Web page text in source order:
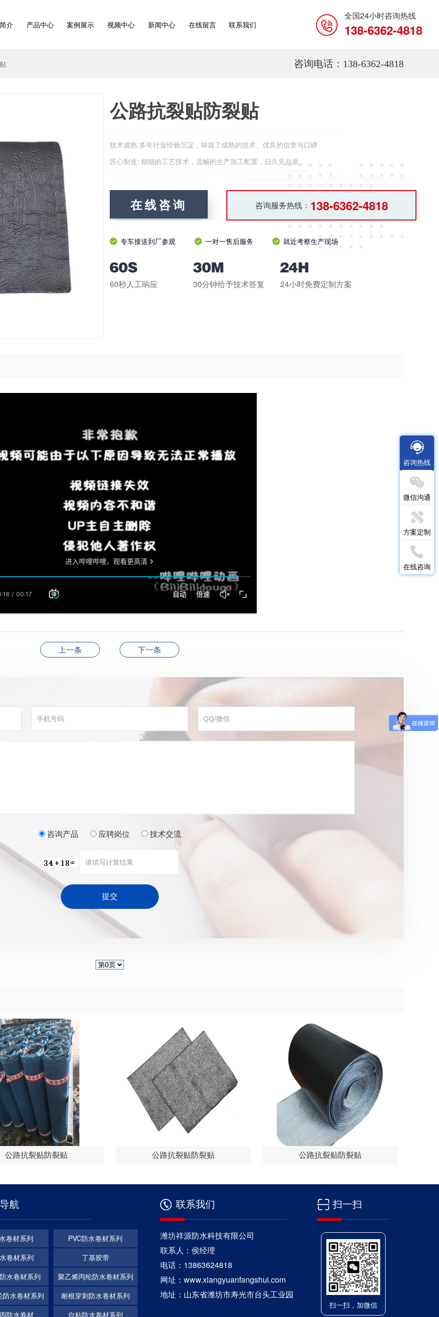
介 产品中心 案例展示 视频中心 新闻中心 在线留言 联系我们
全国24小时咨询热线
138-6362-4818
咨询电话：138-6362-4818
公路抗裂贴防裂贴
技术成熟:多年行业经验沉淀，铸就了成熟的技术、优良的信誉与口碑
匠心制造: 精细的工艺技术，流畅的生产加工配置，日久见品质。
在线咨询 咨询服务热线： 138-6362-4818
专车接送到厂参观 一对一售后服务 就近考察生产现场
60秒人工响应 30分钟给予技术答复 24小时免费定制方案
上一条 下一条
咨询产品 应聘岗位 技术交流
公路抗裂贴防裂贴 公路抗裂贴防裂贴 公路抗裂贴防裂贴
航
卷材系列
PVC防水卷材系列
卷材系列
丁基胶带
水卷材系列
聚乙烯丙纶防水卷材系列
防水卷材系列
耐根穿刺防水卷材系列
防水卷材
自粘防水卷材系列
联系我们
潍坊祥源防水科技有限公司
联系人：侯经理
电话：13863624818
网址：www.xiangyuanfangshui.com
地址：山东省潍坊市寿光市台头工业园
扫一扫
扫一扫，加微信
咨询热线
微信沟通
方案定制
在线咨询